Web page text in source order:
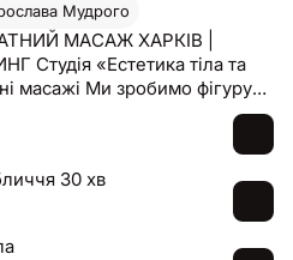
Мудрого
МАСАЖ ХАРКІВ |
Студія «Естетика тіла та
масажі Ми зробимо фігуру
30 хв